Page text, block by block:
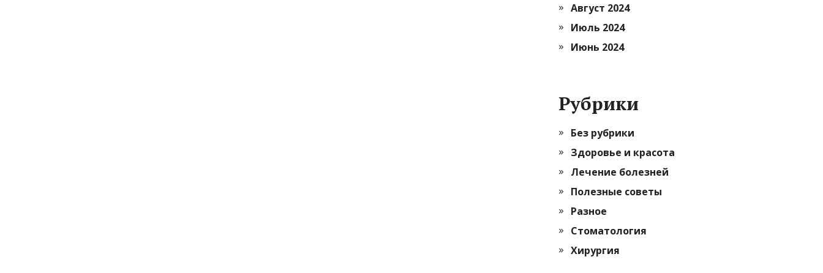
Август 2024
Июль 2024
Июнь 2024
Рубрики
Без рубрики
Здоровье и красота
Лечение болезней
Полезные советы
Разное
Стоматология
Хирургия